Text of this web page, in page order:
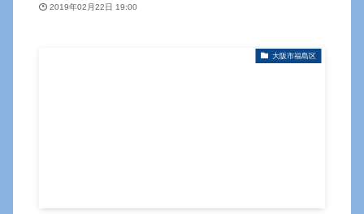
2019年02月22日 19:00
大阪市福島区